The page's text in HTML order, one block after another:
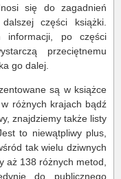
się do zagadnień
części książki.
informacji, po części
przeciętnemu
go dalej.
są w książce
różnych krajach bądź
znajdziemy także listy
to niewątpliwy plus,
tak wielu dziwnych
aż 138 różnych metod,
do publicznego